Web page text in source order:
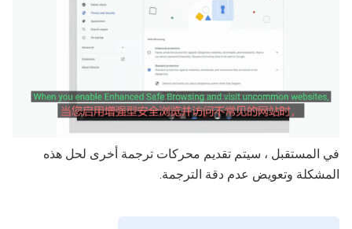
في المستقبل ، سيتم تقديم محركات ترجمة أخرى لحل هذه
المشكلة وتعويض عدم دقة الترجمة.